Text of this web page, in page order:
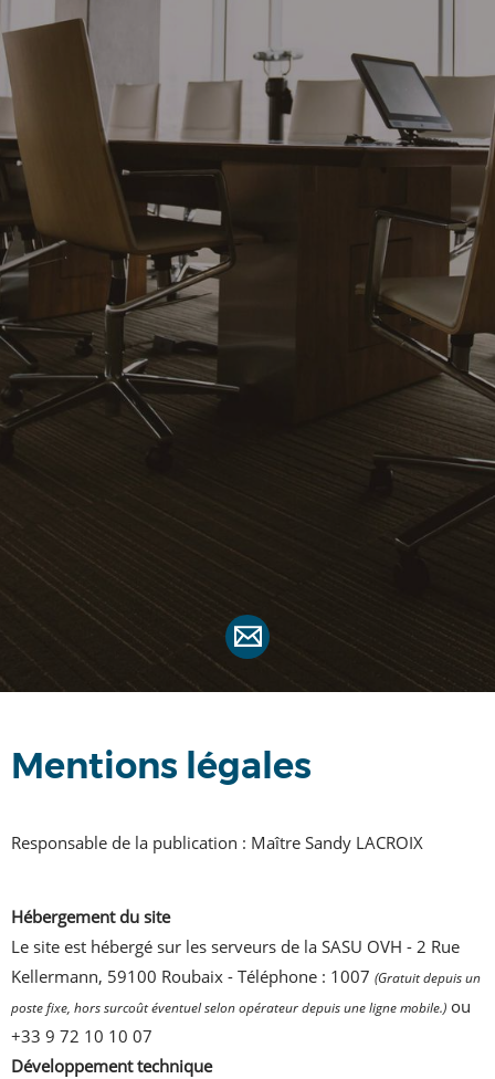
Mentions légales
Responsable de la publication : Maître Sandy LACROIX
Hébergement du site
Le site est hébergé sur les serveurs de la SASU OVH - 2 Rue
Kellermann, 59100 Roubaix - Téléphone : 1007 (Gratuit depuis un
poste fixe, hors surcoût éventuel selon opérateur depuis une ligne mobile.) ou
+33 9 72 10 10 07
Développement technique